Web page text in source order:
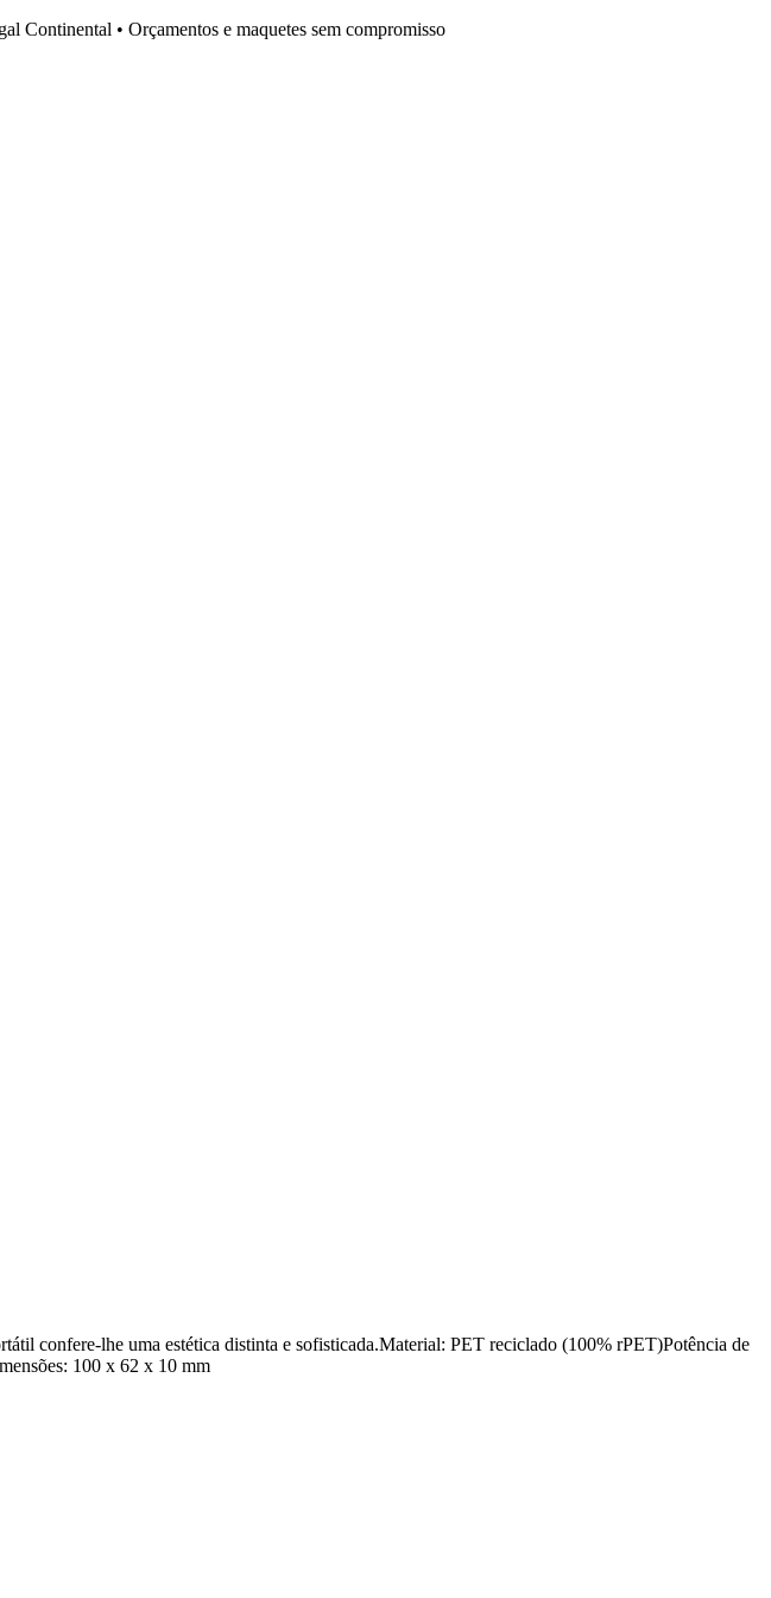
Continental • Orçamentos e maquetes sem compromisso
confere-lhe uma estética distinta e sofisticada.Material: PET reciclado (100% rPET)Potência de
100 x 62 x 10 mm